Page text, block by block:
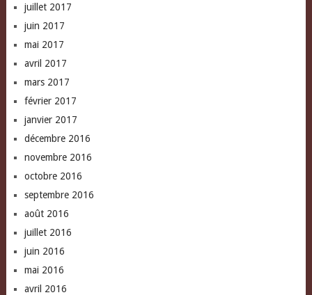
juillet 2017
juin 2017
mai 2017
avril 2017
mars 2017
février 2017
janvier 2017
décembre 2016
novembre 2016
octobre 2016
septembre 2016
août 2016
juillet 2016
juin 2016
mai 2016
avril 2016